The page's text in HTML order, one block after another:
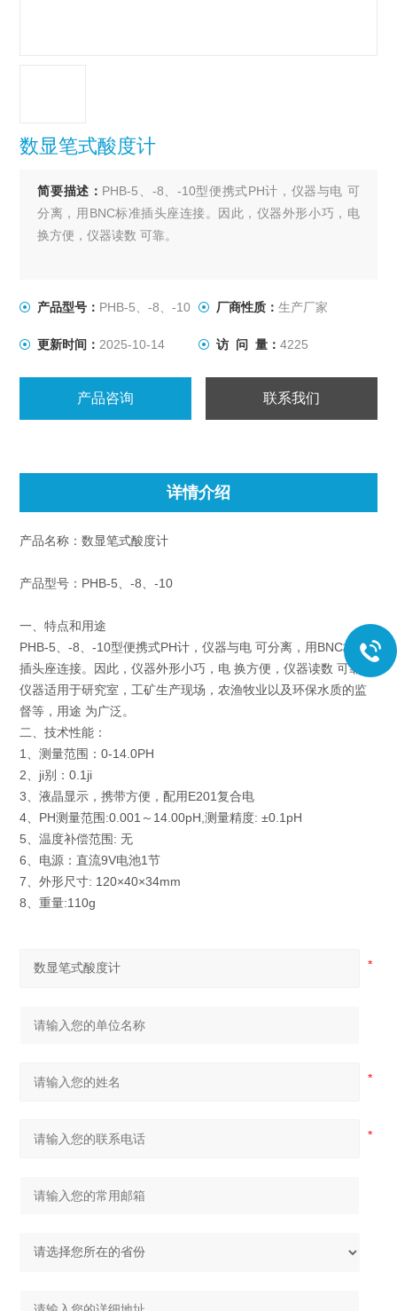
数显笔式酸度计
简要描述： PHB-5、-8、-10型便携式PH计，仪器与电 可
分离，用BNC标准插头座连接。因此，仪器外形小巧，电
换方便，仪器读数 可靠。
产品型号： PHB-5、-8、-10 厂商性质： 生产厂家
更新时间： 2025-10-14 访 问 量： 4225
产品咨询 联系我们
详情介绍
产品名称：数显笔式酸度计
产品型号：PHB-5、-8、-10
一、特点和用途
PHB-5、-8、-10型便携式PH计，仪器与电 可分离，用BNC标准
插头座连接。因此，仪器外形小巧，电 换方便，仪器读数 可靠。
仪器适用于研究室，工矿生产现场，农渔牧业以及环保水质的监
督等，用途 为广泛。
二、技术性能：
1、测量范围：0-14.0PH
2、ji别：0.1ji
3、液晶显示，携带方便，配用E201复合电
4、PH测量范围:0.001～14.00pH,测量精度: ±0.1pH
5、温度补偿范围: 无
6、电源：直流9V电池1节
7、外形尺寸: 120×40×34mm
8、重量:110g